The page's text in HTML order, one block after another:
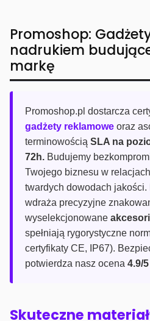
Promoshop:
nadrukiem
markę
Promoshop.pl dostarcza
gadżety reklamowe oraz
terminowością SLA na
72h. Budujemy
Twojego biznesu w
twardych dowodach jakości.
wdraża precyzyjne
wyselekcjonowane
spełniają rygorystyczne
certyfikaty CE, IP67).
potwierdza nasz ocena 4.9/
Skuteczne